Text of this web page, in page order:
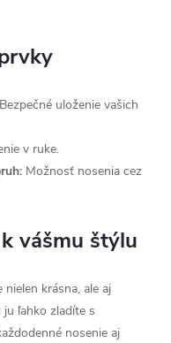
Bezpečné uloženie vašich
v ruke.
Možnosť nosenia cez
vášmu štýlu
nielen krásna, ale aj
ľahko zladíte s
nosenie aj